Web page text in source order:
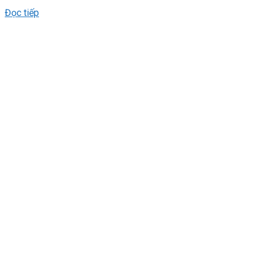
Đọc tiếp